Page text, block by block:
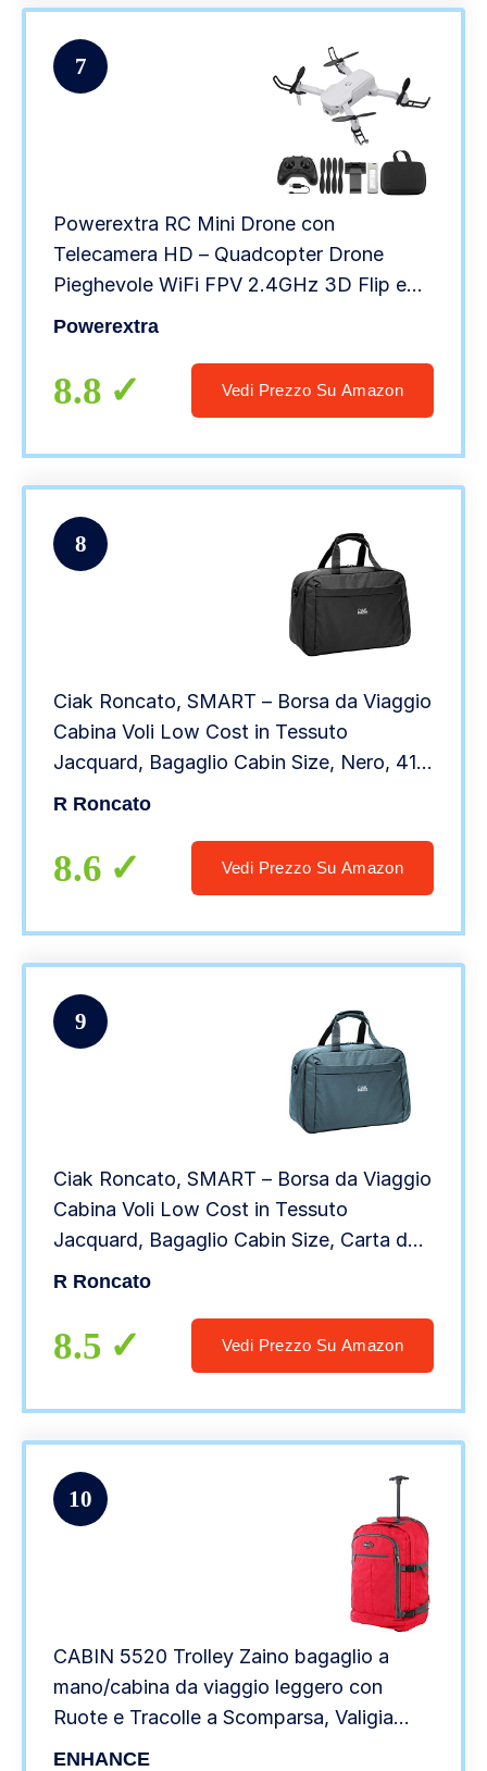
7
Powerextra RC Mini Drone con
Telecamera HD – Quadcopter Drone
Pieghevole WiFi FPV 2.4GHz 3D Flip e
Funzione Spin ad Alta Velocità Rotazione
Batteria
Powerextra
8.8 Vedi Prezzo Su Amazon
8
Ciak Roncato, SMART – Borsa da Viaggio
Cabina Voli Low Cost in Tessuto
Jacquard, Bagaglio Cabin Size, Nero, 41
cm
R Roncato
8.6 Vedi Prezzo Su Amazon
9
Ciak Roncato, SMART – Borsa da Viaggio
Cabina Voli Low Cost in Tessuto
Jacquard, Bagaglio Cabin Size, Carta da
Zucchero, 41 cm
R Roncato
8.5 Vedi Prezzo Su Amazon
10
CABIN 5520 Trolley Zaino bagaglio a
mano/cabina da viaggio leggero con
Ruote e Tracolle a Scomparsa, Valigia
Borsa da cabina 55x40x20 cm 44 litri.
ENHANCE